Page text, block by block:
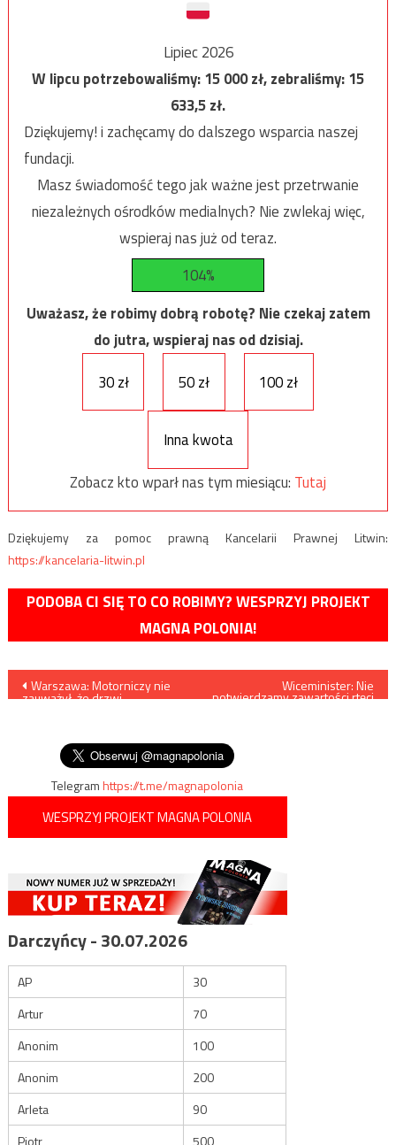
Lipiec 2026
W lipcu potrzebowaliśmy:15 000zł, zebraliśmy:15
633,5zł.
Dziękujemy! i zachęcamy do dalszego wsparcia naszej
fundacji.
Masz świadomość tego jak ważne jest przetrwanie
niezależnych ośrodków medialnych? Nie zwlekaj więc,
wspieraj nas już od teraz.
104%
Uważasz, że robimy dobrą robotę? Nie czekaj zatem
do jutra, wspieraj nas od dzisiaj.
30 zł
50 zł 100 zł
Inna kwota
Zobacz kto wparł nas tym miesiącu: Tutaj
Dziękujemy za pomoc prawną Kancelarii Prawnej Litwin:
https://kancelaria-litwin.pl
PODOBA CI SIĘ TO CO ROBIMY? WESPRZYJ PROJEKT
MAGNA POLONIA!
Nawigacja
Warszawa: Motorniczy nie
zauważył, że drzwi
Wiceminister: Nie
potwierdzamy zawartości rtęci
Telegramhttps://t.me/magnapolonia
WESPRZYJ PROJEKT MAGNA POLONIA
Darczyńcy - 30.07.2026
AP
30
Artur
70
Anonim
100
Anonim
200
Arleta
90